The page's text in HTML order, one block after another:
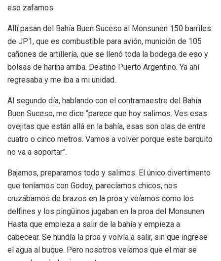
eso zafamos.
Allí pasan del Bahía Buen Suceso al Monsunen 150 barriles
de JP1, que es combustible para avión, munición de 105
cañones de artillería, que se llenó toda la bodega de eso y
bolsas de harina arriba. Destino Puerto Argentino. Ya ahí
regresaba y me iba a mi unidad.
Al segundo día, hablando con el contramaestre del Bahía
Buen Suceso, me dice “parece que hoy salimos. Ves esas
ovejitas que están allá en la bahía, esas son olas de entre
cuatro o cinco metros. Vamos a volver porque este barquito
no va a soportar”.
Bajamos, preparamos todo y salimos. El único divertimento
que teníamos con Godoy, parecíamos chicos, nos
cruzábamos de brazos en la proa y veíamos como los
delfines y los pingüinos jugaban en la proa del Monsunen.
Hasta que empieza a salir de la bahía y empieza a
cabecear. Se hundía la proa y volvía a salir, sin que ingrese
el agua al buque. Pero nosotros veíamos que el mar se